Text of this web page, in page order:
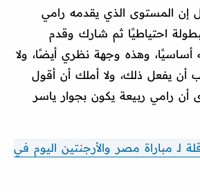
إن المستوى الذي يقدمه رامي
احتياطيًا ثم شارك وقدم
أساسيًا، وهذه وجهة نظري أيضًا، ولا
أن يفعل ذلك، ولا أملك أن أقول
أن رامي ربيعة يكون بجوار ياسر
لـ مباراة مصر والأرجنتين اليوم في